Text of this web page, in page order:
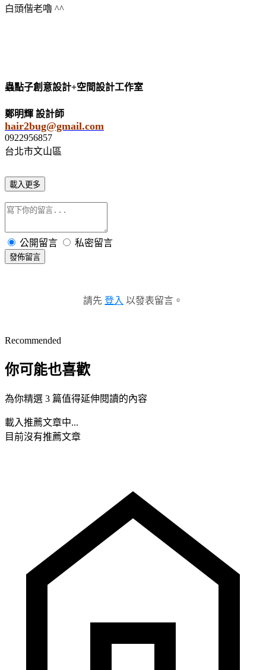
白頭偕老嚕 ^^
蟲點子創意設計+空間設計工作室
鄭明輝 設計師
hair2bug@gmail.com
0922956857
台北市文山區
載入更多
公開留言 私密留言
發佈留言
請先 登入 以發表留言。
Recommended
你可能也喜歡
為你精選 3 篇值得延伸閱讀的內容
載入推薦文章中...
目前沒有推薦文章